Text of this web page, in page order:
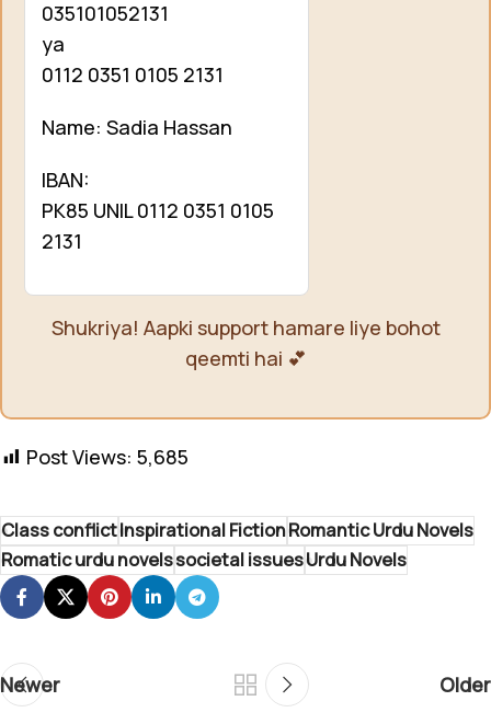
035101052131
ya
0112 0351 0105 2131
Name: Sadia Hassan
IBAN:
PK85 UNIL 0112 0351 0105
2131
Shukriya! Aapki support hamare liye bohot
qeemti hai 💕
Post Views: 5,685
Class conflictInspirational FictionRomantic Urdu Novels
Romatic urdu novelssocietal issuesUrdu Novels
Newer Older